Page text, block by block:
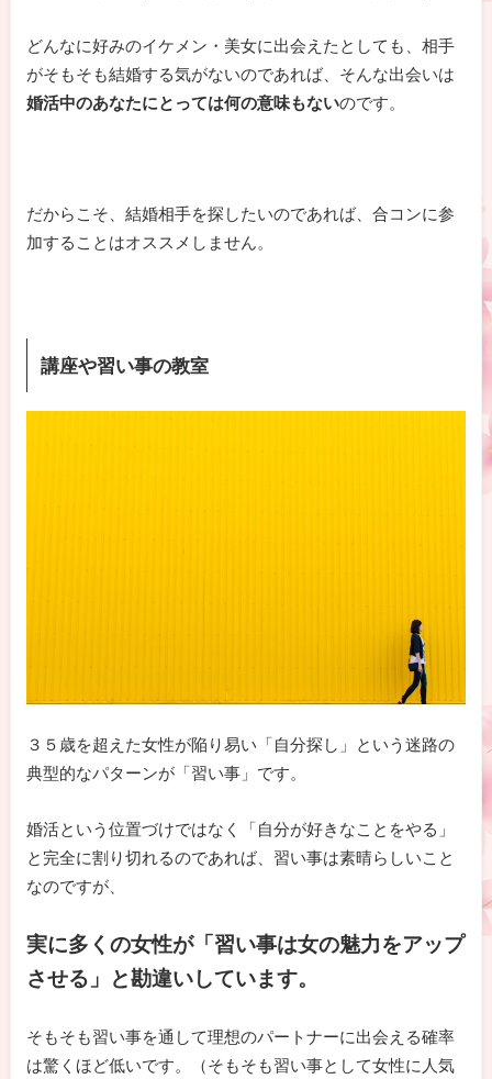
どんなに好みのイケメン・美女に出会えたとしても、相手
がそもそも結婚する気がないのであれば、そんな出会いは
婚活中のあなたにとっては何の意味もないのです。
だからこそ、結婚相手を探したいのであれば、合コンに参
加することはオススメしません。
講座や習い事の教室
３５歳を超えた女性が陥り易い「自分探し」という迷路の
典型的なパターンが「習い事」です。
婚活という位置づけではなく「自分が好きなことをやる」
と完全に割り切れるのであれば、習い事は素晴らしいこと
なのですが、
実に多くの女性が「習い事は女の魅力をアップ
させる」と勘違いしています。
そもそも習い事を通して理想のパートナーに出会える確率
は驚くほど低いです。（そもそも習い事として女性に人気